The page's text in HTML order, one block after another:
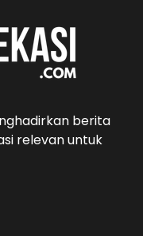
berita
relevan untuk